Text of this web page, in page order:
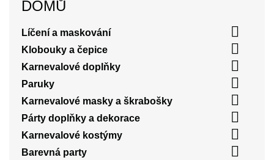
DOMŮ
Líčení a maskování 
Klobouky a čepice 
Karnevalové doplňky 
Paruky 
Karnevalové masky a škrabošky 
Párty doplňky a dekorace 
Karnevalové kostýmy 
Barevná party 